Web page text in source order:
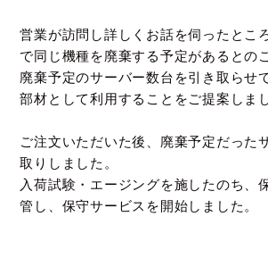
営業が訪問し詳しくお話を伺ったところ
で同じ機種を廃棄する予定があるとの
廃棄予定のサーバー数台を引き取らせ
部材として利用することをご提案しま
ご注文いただいた後、廃棄予定だった
取りしました。
入荷試験・エージングを施したのち、
管し、保守サービスを開始しました。